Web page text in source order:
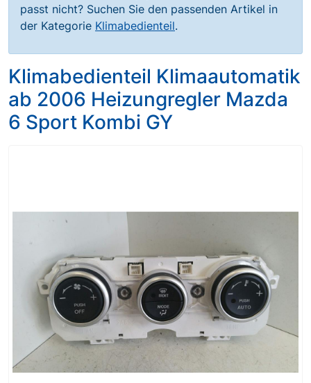
passt nicht? Suchen Sie den passenden Artikel in
der Kategorie Klimabedienteil.
Klimabedienteil Klimaautomatik
ab 2006 Heizungregler Mazda
6 Sport Kombi GY